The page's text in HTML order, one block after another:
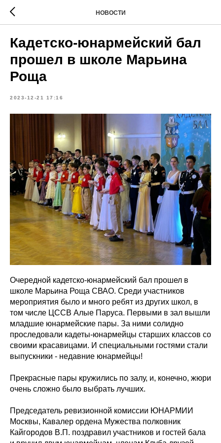
НОВОСТИ
Кадетско-юнармейский бал
прошел в школе Марьина
Роща
2023-12-21 17:16
Очередной кадетско-юнармейский бал прошел в
школе Марьина Роща СВАО. Среди участников
мероприятия было и много ребят из других школ, в
том числе ЦССВ Алые Паруса. Первыми в зал вышли
младшие юнармейские пары. За ними солидно
проследовали кадеты-юнармейцы старших классов со
своими красавицами. И специальными гостями стали
выпускники - недавние юнармейцы!
Прекрасные пары кружились по залу, и, конечно, жюри
очень сложно было выбрать лучших.
Председатель ревизионной комиссии ЮНАРМИИ
Москвы, Кавалер ордена Мужества полковник
Кайгородов В.П. поздравил участников и гостей бала